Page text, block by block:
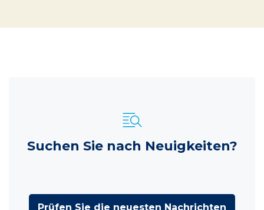
Suchen Sie nach Neuigkeiten?
Prüfen Sie die neuesten Nachrichten